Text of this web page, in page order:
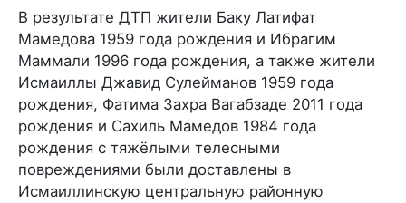
В результате ДТП жители Баку Латифат
Мамедова 1959 года рождения и Ибрагим
Маммали 1996 года рождения, а также жители
Исмаиллы Джавид Сулейманов 1959 года
рождения, Фатима Захра Вагабзаде 2011 года
рождения и Сахиль Мамедов 1984 года
рождения с тяжёлыми телесными
повреждениями были доставлены в
Исмаиллинскую центральную районную